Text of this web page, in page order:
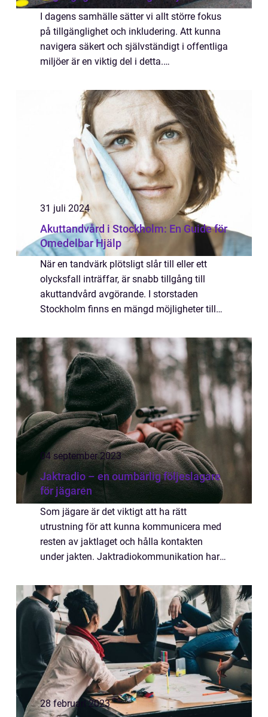
I dagens samhälle sätter vi allt större fokus
på tillgänglighet och inkludering. Att kunna
navigera säkert och självständigt i offentliga
miljöer är en viktig del i detta.
roll i att möjliggöra detta för både s...
31 juli 2024
Akuttandvård i Stockholm: En Guide för
Omedelbar Hjälp
När en tandvärk plötsligt slår till eller ett
olycksfall inträffar, är snabb tillgång till
akuttandvård avgörande. I storstaden
Stockholm finns en mängd möjligheter till
04 september 2023
Jaktradio – en oumbärlig följeslagare
för jägaren
Som jägare är det viktigt att ha rätt
utrustning för att kunna kommunicera med
resten av jaktlaget och hålla kontakten
under jakten. Jaktradiokommunikation har
hjälpa till ...
28 februari 2023